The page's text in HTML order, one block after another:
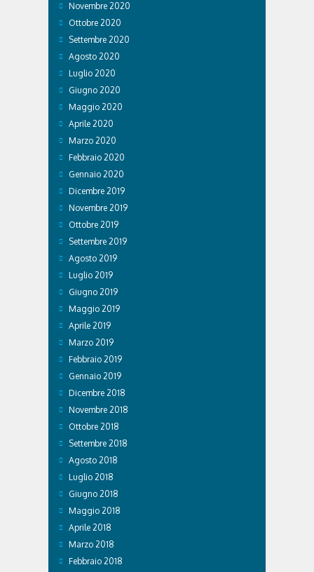
Novembre 2020
Ottobre 2020
Settembre 2020
Agosto 2020
Luglio 2020
Giugno 2020
Maggio 2020
Aprile 2020
Marzo 2020
Febbraio 2020
Gennaio 2020
Dicembre 2019
Novembre 2019
Ottobre 2019
Settembre 2019
Agosto 2019
Luglio 2019
Giugno 2019
Maggio 2019
Aprile 2019
Marzo 2019
Febbraio 2019
Gennaio 2019
Dicembre 2018
Novembre 2018
Ottobre 2018
Settembre 2018
Agosto 2018
Luglio 2018
Giugno 2018
Maggio 2018
Aprile 2018
Marzo 2018
Febbraio 2018